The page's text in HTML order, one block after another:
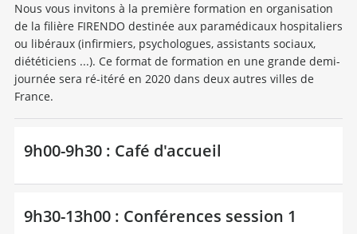
Nous vous invitons à la première formation en organisation
de la filière FIRENDO destinée aux paramédicaux hospitaliers
ou libéraux (infirmiers, psychologues, assistants sociaux,
diététiciens ...). Ce format de formation en une grande demi-
journée sera ré-itéré en 2020 dans deux autres villes de
France.
9h00-9h30 : Café d'accueil
9h30-13h00 : Conférences session 1